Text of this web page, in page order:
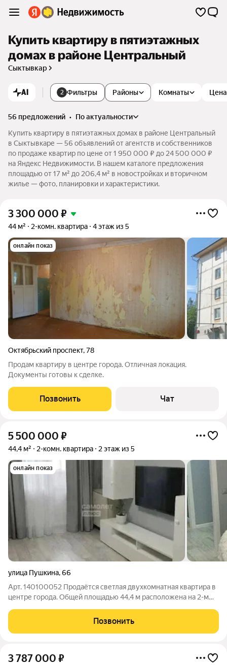
Купить квартиру в пятиэтажных
домах в районе Центральный
Сыктывкар
AI 2 Фильтры Комнаты Цена
Районы
56 предложений •
по актуальности
Купить квартиру в пятиэтажных домах в районе Центральный
в Сыктывкаре — 56 объявлений от агентств и собственников
по продаже квартир по цене от 1 950 000 ₽ до 24 500 000 ₽
на Яндекс Недвижимости. В нашем каталоге предложения
площадью от 17 м² до 206,4 м² в новостройках и вторичном
жилье — фото, планировки и характеристики.
3 300 000 ₽
44 м² 2-комн. квартира 4 этаж из 5
онлайн показ
Октябрьский проспект,78
Продам квартиру в центре города. Отличная локация.
Документы готовы к сделке.
Позвонить Чат
5 500 000 ₽
44,4 м² 2-комн. квартира 2 этаж из 5
онлайн показ
улица Пушкина,66
Арт. 140100052 Продаётся светлая двухкомнатная квартира в
центре города. Общей площадью 44,4 м расположена на 2-м
Квартира стандартной планировки с изолированными
комнатами, раздельным
Позвонить
3 787 000 ₽